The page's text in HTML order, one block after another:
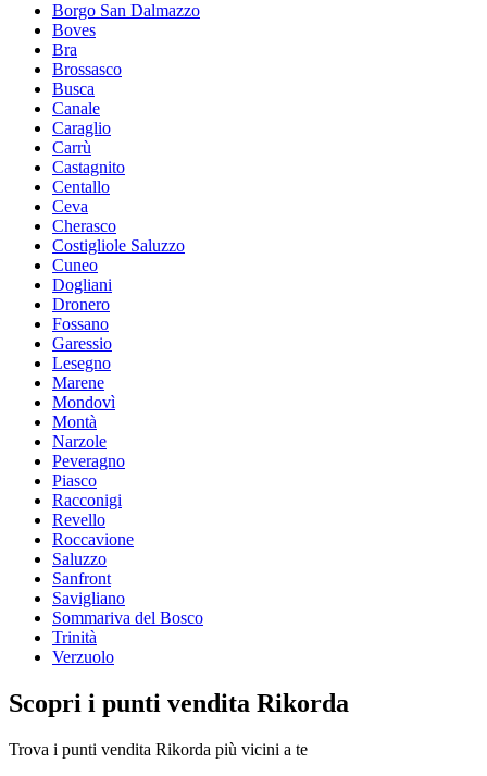
Borgo San Dalmazzo
Boves
Bra
Brossasco
Busca
Canale
Caraglio
Carrù
Castagnito
Centallo
Ceva
Cherasco
Costigliole Saluzzo
Cuneo
Dogliani
Dronero
Fossano
Garessio
Lesegno
Marene
Mondovì
Montà
Narzole
Peveragno
Piasco
Racconigi
Revello
Roccavione
Saluzzo
Sanfront
Savigliano
Sommariva del Bosco
Trinità
Verzuolo
Scopri i punti vendita Rikorda
Trova i punti vendita Rikorda più vicini a te